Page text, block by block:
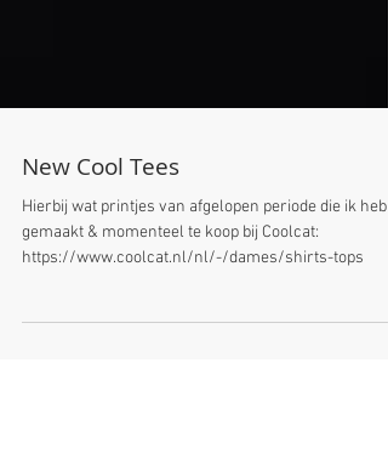
New Cool Tees
Hierbij wat printjes van afgelopen periode die ik heb
https://www.coolcat.nl/nl/-/dames/shirts-tops